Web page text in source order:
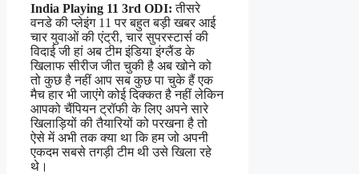
India Playing 11 3rd ODI: तीसरे
वनडे की प्लेइंग 11 पर बहुत बड़ी खबर आई
चार युवाओं की एंट्री, चार सुपरस्टार्स की
विदाई जी हां अब टीम इंडिया इंग्लैंड के
खिलाफ सीरीज जीत चुकी है अब खोने को
तो कुछ है नहीं आप सब कुछ पा चुके हैं एक
मैच हार भी जाएंगे कोई दिक्कत है नहीं लेकिन
आपको चैंपियन ट्रॉफी के लिए अपने सारे
खिलाड़ियों की तैयारियों को परखना है तो
ऐसे में अभी तक क्या था कि हम जो अपनी
एकदम सबसे तगड़ी टीम थी उसे खिला रहे
थे।